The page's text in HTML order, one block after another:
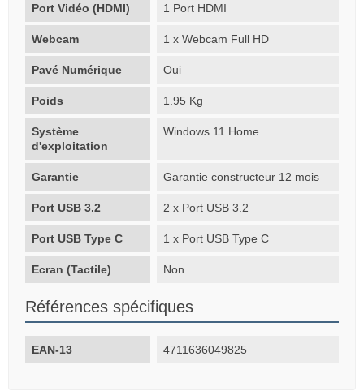
Port Vidéo (HDMI) 1 Port HDMI
Webcam 1 x Webcam Full HD
Pavé Numérique Oui
Poids 1.95 Kg
Système
d'exploitation
Windows 11 Home
Garantie Garantie constructeur 12 mois
Port USB 3.2 2 x Port USB 3.2
Port USB Type C 1 x Port USB Type C
Ecran (Tactile) Non
Références spécifiques
EAN-13 4711636049825